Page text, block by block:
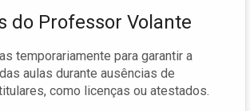
do Professor Volante
temporariamente para garantir a
aulas durante ausências de
como licenças ou atestados.